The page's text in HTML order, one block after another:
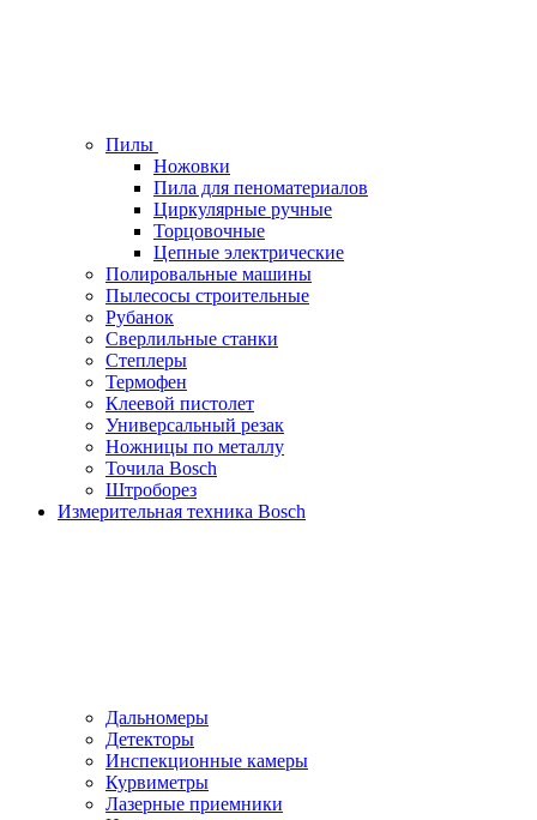
Пилы
Ножовки
Пила для пеноматериалов
Циркулярные ручные
Торцовочные
Цепные электрические
Полировальные машины
Пылесосы cтроительные
Рубанок
Сверлильные станки
Степлеры
Термофен
Клеевой пистолет
Универсальный резак
Ножницы по металлу
Точила Bosch
Штроборез
Измерительная техника Bosch
Дальномеры
Детекторы
Инспекционные камеры
Курвиметры
Лазерные приемники